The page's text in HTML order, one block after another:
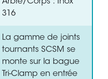
Arbre/Corps : Inox
316
La gamme de joints
tournants SCSM se
monte sur la bague
Tri-Clamp en entrée